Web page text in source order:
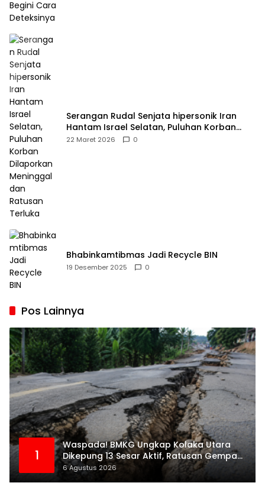
Serangan Rudal Senjata hipersonik Iran
Hantam Israel Selatan, Puluhan Korban
Dilaporkan Meninggal dan Ratusan Terluka
22 Maret 2026 0
Bhabinkamtibmas Jadi Recycle BIN
19 Desember 2025 0
Pos Lainnya
1
Waspada! BMKG Ungkap Kolaka Utara
Dikepung 13 Sesar Aktif, Ratusan Gempa
Sudah Terekam
6 Agustus 2026